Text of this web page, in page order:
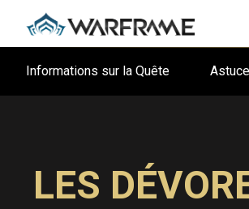
Informations sur la Quête
LES